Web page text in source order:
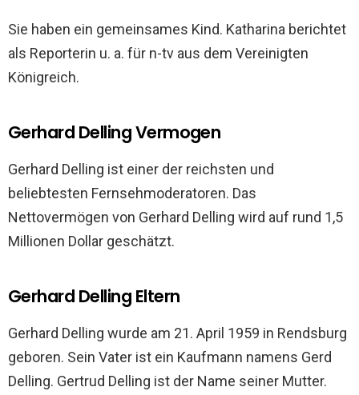
Sie haben ein gemeinsames Kind. Katharina berichtet
als Reporterin u. a. für n-tv aus dem Vereinigten
Königreich.
Gerhard Delling Vermogen
Gerhard Delling ist einer der reichsten und
beliebtesten Fernsehmoderatoren. Das
Nettovermögen von Gerhard Delling wird auf rund 1,5
Millionen Dollar geschätzt.
Gerhard Delling Eltern
Gerhard Delling wurde am 21. April 1959 in Rendsburg
geboren. Sein Vater ist ein Kaufmann namens Gerd
Delling. Gertrud Delling ist der Name seiner Mutter.